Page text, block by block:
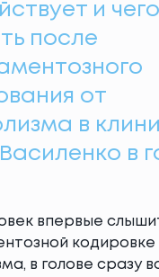
и чего
после
от
в
в
впервые
кодировке
в голове сразу